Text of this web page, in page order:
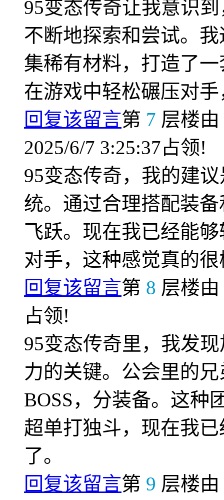
95变态传奇让我意识
不断地探索和尝试。
集稀有材料，打造了
在游戏中轻松碾压对
回复该留言第 7 层楼由
2025/6/7 3:25:37占领!
95变态传奇，我的建
统。通过合理搭配装
飞跃。现在我已经能
对手，这种感觉真的很
回复该留言第 8 层楼由
占领!
95变态传奇里，我发
力的关键。公会里的
BOSS，分装备。这种
超单打独斗，现在我
了。
回复该留言第 9 层楼由